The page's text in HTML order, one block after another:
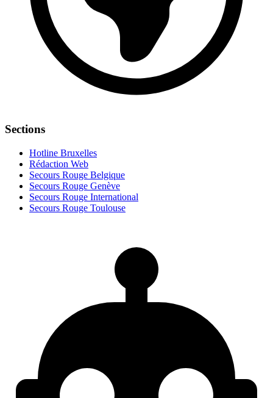
Sections
Hotline Bruxelles
Rédaction Web
Secours Rouge Belgique
Secours Rouge Genève
Secours Rouge International
Secours Rouge Toulouse